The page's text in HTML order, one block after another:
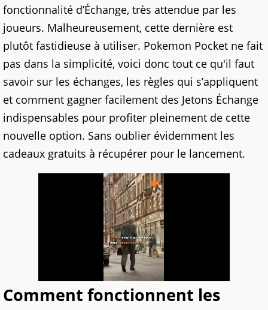
fonctionnalité d’Échange, très attendue par les
joueurs. Malheureusement, cette dernière est
plutôt fastidieuse à utiliser. Pokemon Pocket ne fait
pas dans la simplicité, voici donc tout ce qu'il faut
savoir sur les échanges, les règles qui s’appliquent
et comment gagner facilement des Jetons Échange
indispensables pour profiter pleinement de cette
nouvelle option. Sans oublier évidemment les
cadeaux gratuits à récupérer pour le lancement.
Comment fonctionnent les